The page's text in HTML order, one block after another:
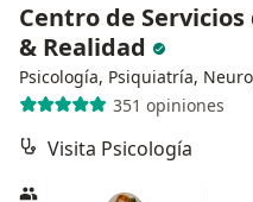
Centro de
& Realidad
Psicología, Psiquiatría,
351 opiniones
Visita Psicología